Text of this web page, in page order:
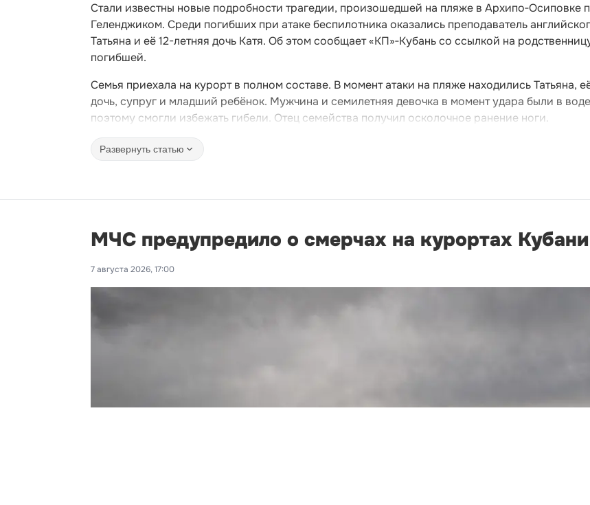
Стали известны новые подробности трагедии, произошедшей на пляже в Архипо‑Осиповке
Геленджиком. Среди погибших при атаке беспилотника оказались преподаватель
Татьяна и её 12-летняя дочь Катя. Об этом сообщает «КП»‑Кубань со ссылкой на
погибшей.
Семья приехала на курорт в полном составе. В момент атаки на пляже находились Татьяна,
дочь, супруг и младший ребёнок. Мужчина и семилетняя девочка в момент удара были в
поэтому смогли избежать гибели. Отец семейства получил осколочное ранение ноги.
Развернуть статью
МЧС предупредило о смерчах на курортах Кубани
7 августа 2026, 17:00